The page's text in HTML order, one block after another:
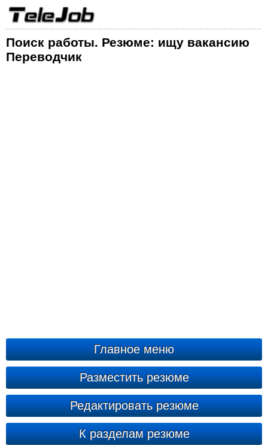
Поиск работы. Резюме: ищу вакансию
Переводчик
Главное меню
Разместить резюме
Редактировать резюме
К разделам резюме